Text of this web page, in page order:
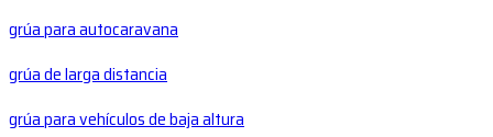
grúa para autocaravana
grúa de larga distancia
grúa para vehículos de baja altura